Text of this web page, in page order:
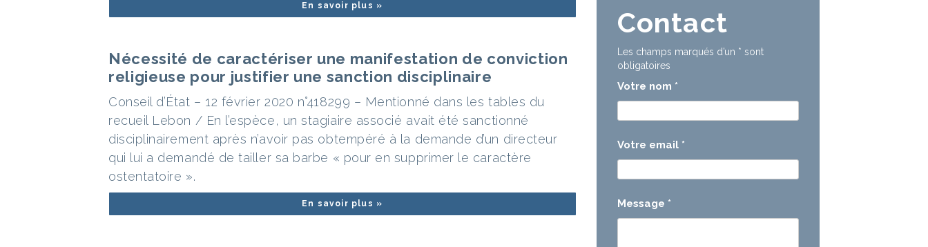
En savoir plus »
Nécessité de caractériser une manifestation de conviction
religieuse pour justifier une sanction disciplinaire
Conseil d’État – 12 février 2020 n°418299 – Mentionné dans les tables du
recueil Lebon / En l’espèce, un stagiaire associé avait été sanctionné
disciplinairement après n’avoir pas obtempéré à la demande d’un directeur
qui lui a demandé de tailler sa barbe « pour en supprimer le caractère
ostentatoire ».
En savoir plus »
Contact
Les champs marqués d’un * sont
obligatoires
Votre nom *
Votre email *
Message *